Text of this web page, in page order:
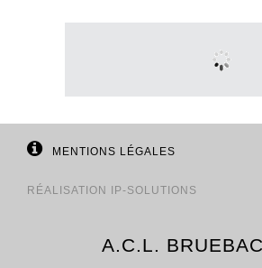
MENTIONS LÉGALES
RÉALISATION IP-SOLUTIONS
A.C.L.